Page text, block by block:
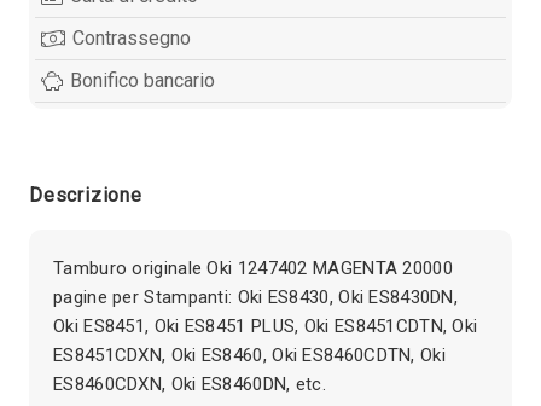
Contrassegno
Bonifico bancario
Descrizione
Tamburo originale Oki 1247402 MAGENTA 20000
pagine per Stampanti: Oki ES8430, Oki ES8430DN,
Oki ES8451, Oki ES8451 PLUS, Oki ES8451CDTN, Oki
ES8451CDXN, Oki ES8460, Oki ES8460CDTN, Oki
ES8460CDXN, Oki ES8460DN, etc.